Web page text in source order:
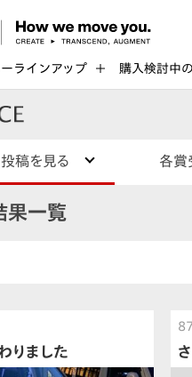
ーラインアップ 購入検討中
投稿を見る 各賞
果一覧
りました